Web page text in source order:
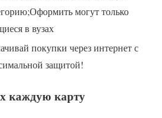
могут только
в вузах
покупки через интернет с
защитой!
каждую карту